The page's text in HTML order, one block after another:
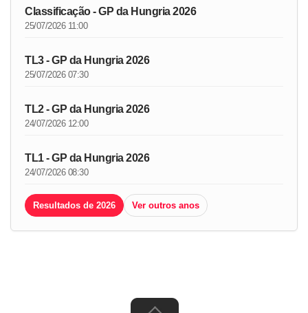
Classificação - GP da Hungria 2026
25/07/2026 11:00
TL3 - GP da Hungria 2026
25/07/2026 07:30
TL2 - GP da Hungria 2026
24/07/2026 12:00
TL1 - GP da Hungria 2026
24/07/2026 08:30
Resultados de 2026 Ver outros anos